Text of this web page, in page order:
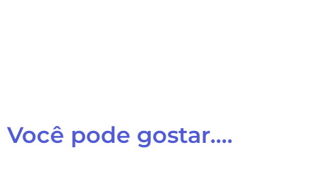
Você pode gostar....